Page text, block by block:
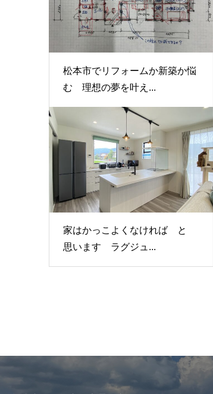
松本市でリフォームか新築か悩
む 理想の夢を叶え...
家はかっこよくなければ と
思います ラグジュ...